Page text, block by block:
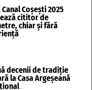
Canal Coșești 2025
cititor de
chiar și fără
decenii de tradiție
la Casa Argeșeană